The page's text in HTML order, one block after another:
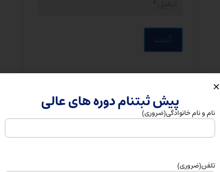
محصولات مرتبط
پیش ثبتنام دوره های عالی
نام و نام خانوادگی(ضروری)
تلفن(ضروری)